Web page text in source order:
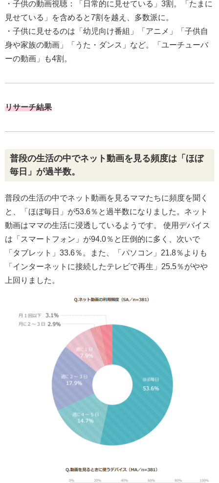
・子供の動画視聴：「日常的に見せている」3割。「たまに
見せている」を含めると7割を越え、多数派に。
・子供に見せるのは「幼児向け番組」「アニメ」「子供自
身や家族の動画」「うた・ダンス」など。「ユーチューバ
ーの動画」も4割。
リサーチ結果
普段の生活の中でネット動画を見る頻度は「ほぼ
毎日」が過半数。
普段の生活の中でネット動画を見るママたちに頻度を聞く
と、「ほぼ毎日」が53.6％と過半数になりました。ネット
動画はママの生活に浸透しているようです。 使用デバイス
は「スマートフォン」が94.0％と圧倒的に多く、次いで
「タブレット」33.6％。また、「パソコン」21.8％よりも
「インターネットに接続したテレビで再生」25.5％がやや
上回りました。